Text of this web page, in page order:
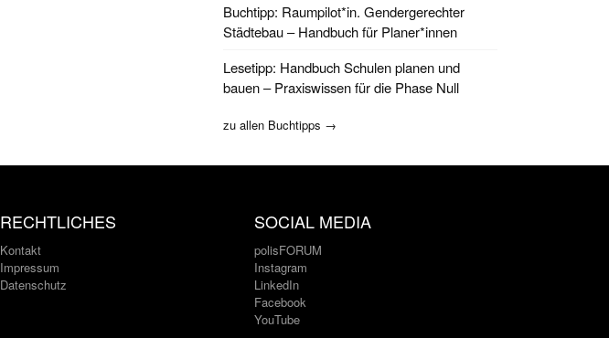
Buchtipp: Raumpilot*in. Gendergerechter
Städtebau – Handbuch für Planer*innen
Lesetipp: Handbuch Schulen planen und
bauen – Praxiswissen für die Phase Null
zu allen Buchtipps →
RECHTLICHES
Kontakt
Impressum
Datenschutz
SOCIAL MEDIA
polisFORUM
Instagram
LinkedIn
Facebook
YouTube